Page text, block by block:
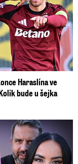
Haraslína ve
bude u šejka
z Wishe!